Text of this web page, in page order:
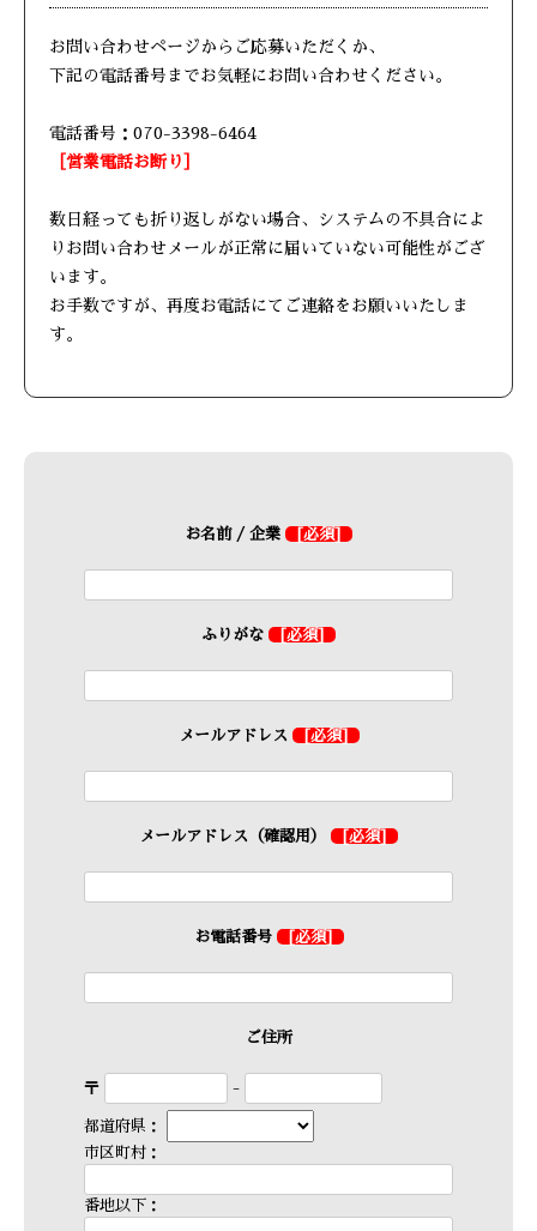
お問い合わせページからご応募いただくか、
下記の電話番号までお気軽にお問い合わせください。
電話番号：070-3398-6464
［営業電話お断り］
数日経っても折り返しがない場合、システムの不具合によ
りお問い合わせメールが正常に届いていない可能性がござ
います。
お手数ですが、再度お電話にてご連絡をお願いいたしま
す。
お名前 / 企業 [必須]
ふりがな [必須]
メールアドレス [必須]
メールアドレス（確認用） [必須]
お電話番号 [必須]
ご住所
〒 -
都道府県：
市区町村：
番地以下：